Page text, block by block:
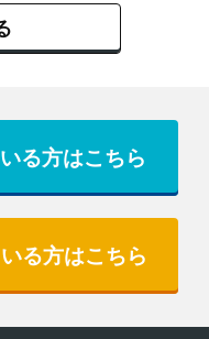
る方はこちら
る方はこちら